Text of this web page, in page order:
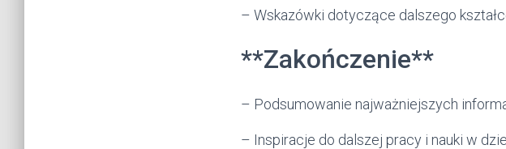
– Wskazówki dotyczące dalszego
**Zakończenie**
– Podsumowanie najważniejszych
– Inspiracje do dalszej pracy i nauki w